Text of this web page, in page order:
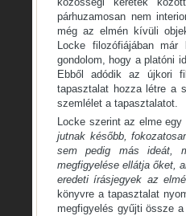
párhuzamosan nem
még az elmén kívüli
Locke filozófiájában
gondolom, hogy a platóni
Ebből adódik az újkori
tapasztalat hozza létre a
szemlélet a tapasztalatot.
Locke szerint az elme
jutnak később,
sem pedig más ideát,
megfigyelése ellátja őket,
eredeti írásjegyek az
könyvre a tapasztalat
megfigyelés gyűjti össze